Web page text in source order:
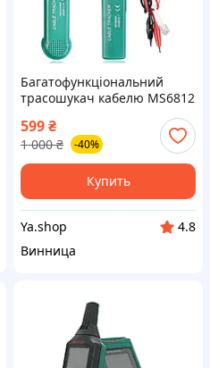
Багатофункціональний
трасошукач кабелю MS6812
Cable Tracker з генератором
тону, тестером ліній та
індуктивним щупом
599₴
1 000 ₴ -40%
Купить
Ya.shop
4.8
Винница